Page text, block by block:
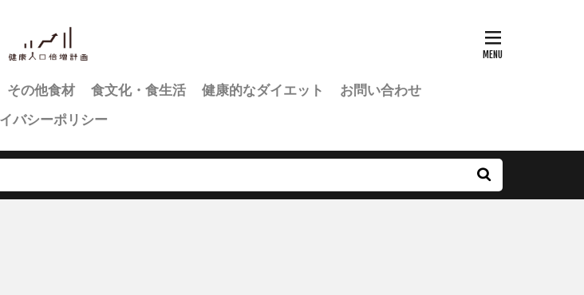
その他食材 食文化・食生活 健康的なダイエット
お問い合わせ
バシーポリシー